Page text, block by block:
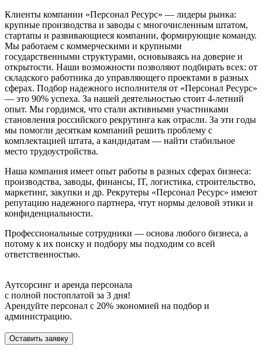
Клиенты компании «Персонал Ресурс» — лидеры рынка:
крупные производства и заводы с многочисленным штатом,
стартапы и развивающиеся компании, формирующие команду.
Мы работаем с коммерческими и крупными
государственными структурами, основываясь на доверие и
открытости. Наши возможности позволяют подбирать всех: от
складского работника до управляющего проектами в разных
сферах. Подбор надежного исполнителя от «Персонал Ресурс»
— это 90% успеха. За нашей деятельностью стоит 4-летний
опыт. Мы гордимся, что стали активными участниками
становления российского рекрутинга как отрасли. За эти годы
мы помогли десяткам компаний решить проблему с
комплектацией штата, а кандидатам — найти стабильное
место трудоустройства.
Наша компания имеет опыт работы в разных сферах бизнеса:
производства, заводы, финансы, IT, логистика, строительство,
маркетинг, закупки и др. Рекрутеры «Персонал Ресурс» имеют
репутацию надежного партнера, чтут нормы деловой этики и
конфиденциальности.
Профессиональные сотрудники — основа любого бизнеса, а
потому к их поиску и подбору мы подходим со всей
ответственностью.
Аутсорсинг и аренда персонала
с полной постоплатой за 3 дня!
Арендуйте персонал с 20% экономией на подбор и
администрацию.
Оставить заявку